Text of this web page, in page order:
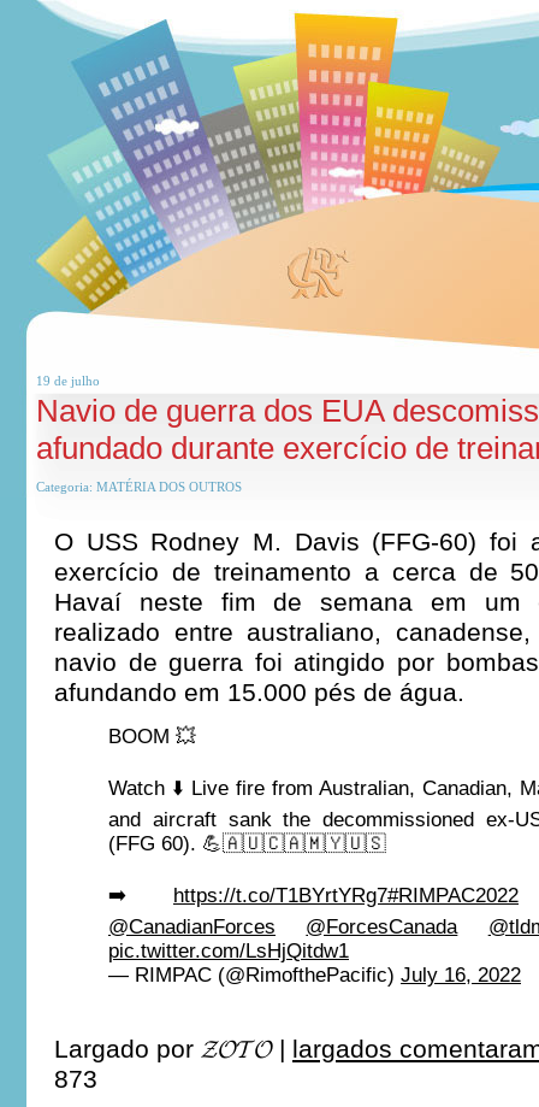
19 de julho
Navio de guerra dos EUA
afundado durante exercício de
Categoria: MATÉRIA DOS OUTROS
O USS Rodney M. Davis (FFG-60) foi
exercício de treinamento a cerca de
Havaí neste fim de semana em um
realizado entre australiano,
navio de guerra foi atingido por
afundando em 15.000 pés de água.
BOOM 💥
Watch ⬇️ Live fire from Australian, Canadian,
and aircraft sank the decommissioned ex-
(FFG 60). 💪🇦🇺🇨🇦🇲🇾🇺🇸
➡️ https://t.co/T1BYrtYRg7#RIMPAC2022
@CanadianForces
@ForcesCanada
pic.twitter.com/LsHjQitdw1
— RIMPAC (@RimofthePacific) July 16, 2022
Largado por 𝓩𝓞𝓣𝓞| largados
873